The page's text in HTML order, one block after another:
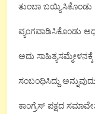
ತುಂಬಾ ಬಯ್ಯಿಸಿಕೊಂಡು
ವ್ಯಂಗವಾಡಿಸಿಕೊಂಡು
ಅದು ಸಾಹಿತ್ಯಸಮ್ಮೇಳನಕ್ಕೆ
ಸಂಬಂಧಿಸಿದ್ದು ಅನ್ನುವುದು
ಕಾಂಗ್ರೆಸ್ ಪಕ್ಷದ